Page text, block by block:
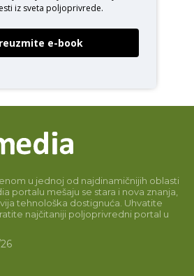
iz sveta poljoprivrede.
e-book
u jednoj od najdinamičnijih oblasti
portalu mešaju se stara i nova znanja,
tehnološka dostignuća. Uhvatite
najčitaniji poljoprivredni portal u